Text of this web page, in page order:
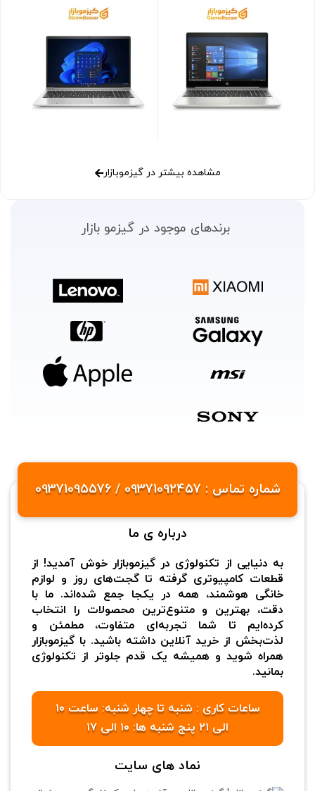
مشاهده بیشتر در گیزموبازار
برندهای موجود در گیزمو بازار
شماره تماس : 09371092457 / 09371095576
درباره ی ما
به دنیایی از تکنولوژی در گیزموبازار خوش آمدید! از
قطعات کامپیوتری گرفته تا گجت‌های روز و لوازم
خانگی هوشمند، همه در یکجا جمع شده‌اند. ما با
دقت، بهترین و متنوع‌ترین محصولات را انتخاب
کرده‌ایم تا شما تجربه‌ای متفاوت، مطمئن و
لذت‌بخش از خرید آنلاین داشته باشید. با گیزموبازار
همراه شوید و همیشه یک قدم جلوتر از تکنولوژی
بمانید.
ساعات کاری : شنبه تا چهار شنبه: ساعت ۱۰
الی ۲۱ پنج شنبه ها: ۱۰ الی ۱۷
نماد های سایت